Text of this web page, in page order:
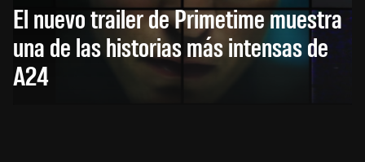
El nuevo trailer de Primetime muestra
una de las historias más intensas de
A24